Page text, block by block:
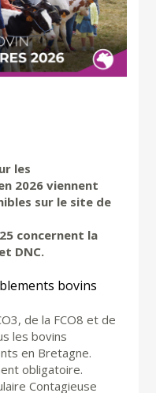
les
2026 viennent
sur le site de
concernent la
DNC.
bovins
de la FCO8 et de
les bovins
en Bretagne.
obligatoire.
Contagieuse